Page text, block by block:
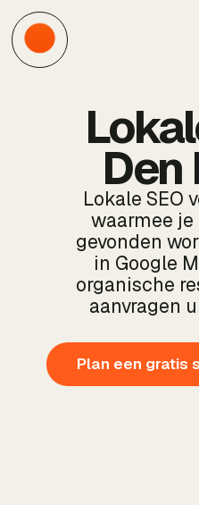
Den
Lokale SEO
waarmee
gevonden
in Google
organische
aanvragen
Plan een gratis